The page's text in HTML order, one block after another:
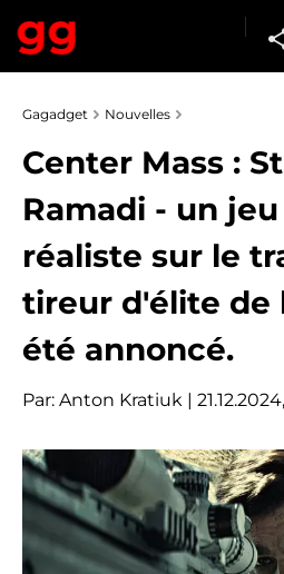
Gagadget Nouvelles
Center Mass :
Ramadi - un
réaliste sur le
tireur d'élite de
été annoncé.
Par: Anton Kratiuk |